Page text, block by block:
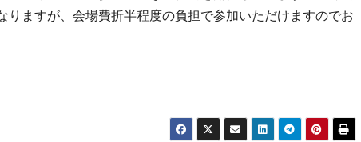
ますが、会場費折半程度の負担で参加いただけますのでお